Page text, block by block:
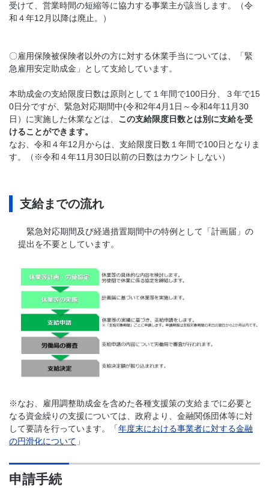
受けて、営業時間の短縮等に協力する事業主が該当します。（令
和４年12月以降は廃止。）
〇雇用保険被保険者以外の方に対する休業手当については、「緊
急雇用安定助成金」として支給しています。
本助成金の支給限度日数は原則として１年間で100日分、３年で15
0日分ですが、緊急対応期間中(令和2年4月1日～令和4年11月30
日）に実施した休業などは、 この支給限度日数とは別に支給を受
けることができます。
なお、令和４年12月からは、支給限度日数１年間で100日となりま
す。（※令和４年11月30日以前の日数はカウントしない）
支給までの流れ
緊急対応期間及び経過措置期間中の特例として「計画届」の
提出を不要としています。
※なお、雇用調整助成金を含めた各種支援策の支給までに必要と
なる資金繰りの支援については、政府より、金融関係団体等に対
して要請を行っています。「年度末における事業者に対する金融
の円滑化について 」
申請手続